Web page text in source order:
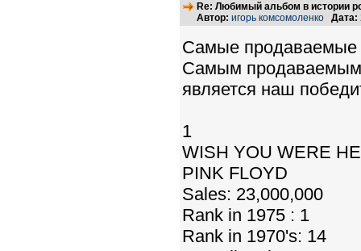
Re: Любимый альбом в истории
Автор: игорь комсомоленко Дата:
Самые продаваемые
Самым продаваемым
является наш
1
WISH YOU WERE
PINK FLOYD
Sales: 23,000,000
Rank in 1975 : 1
Rank in 1970's: 14